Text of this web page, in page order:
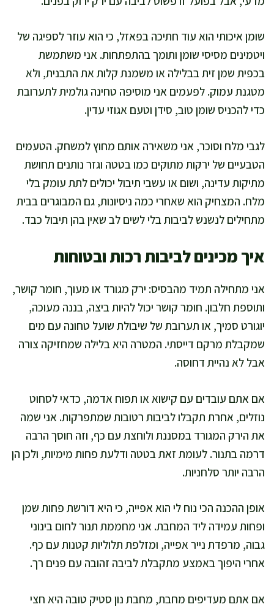
שומן איכותי הוא עוד חתיכה בפאזל, כי הוא עוזר לספיגה של
ויטמינים מסיסי שומן ותומך בהתפתחות. אני משתמשת
בכפית שמן זית בבלילה או משמנת קלות את התבנית, ולא
מטגנת עמוק. לפעמים אני מוסיפה טחינה גולמית לתערובת
כדי להכניס שומן טוב, סידן וטעם אגוזי עדין.
לגבי מלח וסוכר, אני משאירה אותם מחוץ למשחק. הטעמים
הטבעיים של ירקות מתוקים כמו בטטה וגזר נותנים תחושת
מתיקות עדינה, ושום או עשבי תיבול יכולים לתת עומק בלי
מלח. המצחיק הוא שאחרי כמה ניסיונות, גם המבוגרים בבית
מתחילים לנשנש לביבות בלי לשים לב שאין בהן תיבול כבד.
איך מכינים לביבות רכות ובטוחות
אני מתחילה תמיד מהבסיס: ירק מגורד או מעוך, חומר קושר,
ותוספת חלבון. חומר קושר יכול להיות ביצה, בננה מעוכה,
יוגורט סמיך, או תערובת של שיבולת שועל טחונה עם מים
שמקבלת מרקם דייסתי. המטרה היא בלילה שמחזיקה צורה
אבל לא נהיית דחוסה.
אם אתם עובדים עם קישוא או תפוח אדמה, כדאי לסחוט
נוזלים, אחרת תקבלו לביבות רטובות שמתפרקות. אני שמה
את הירק המגורד במסננת ולוחצת עם כף, וזה חוסך הרבה
דרמה בתנור. לעומת זאת בטטה ודלעת פחות מימיות, ולכן הן
הרבה יותר סלחניות.
אופן ההכנה הכי נוח לי הוא אפייה, כי היא דורשת פחות שמן
ופחות עמידה ליד המחבת. אני מחממת תנור לחום בינוני
גבוה, מרפדת נייר אפייה, ומזלפת תלוליות קטנות עם כף.
אחרי היפוך באמצע מתקבלת לביבה זהובה עם פנים רך.
אם אתם מעדיפים מחבת, מחבת נון סטיק טובה היא חצי